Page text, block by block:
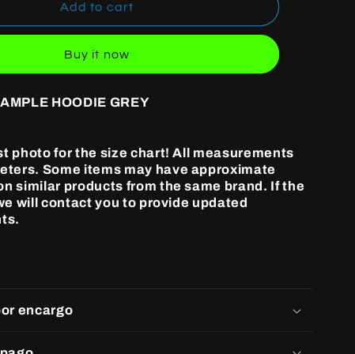
HELLSTAR
SAMPLE
Add to cart
Buy it now
HOODIE GREY
photo for the size chart! All measurements
Some items may have approximate
similar products from the same brand. If the
will contact you to provide updated
encargo